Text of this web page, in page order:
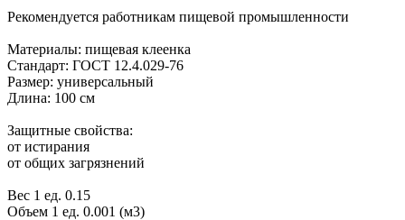
Рекомендуется работникам пищевой промышленности
Материалы: пищевая клеенка
Стандарт: ГОСТ 12.4.029-76
Размер: универсальный
Длина: 100 см
Защитные свойства:
от истирания
от общих загрязнений
Вес 1 ед. 0.15
Объем 1 ед. 0.001 (м3)